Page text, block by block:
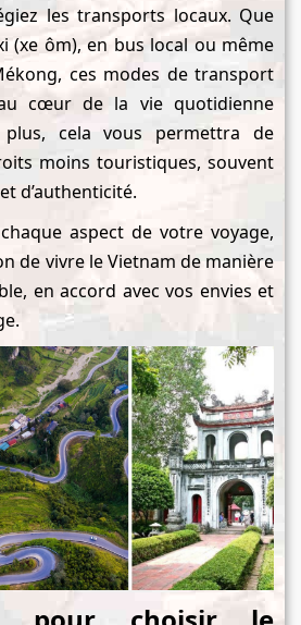
les transports locaux. Que
(xe ôm), en bus local ou même
ces modes de transport
cœur de la vie quotidienne
plus, cela vous permettra de
moins touristiques, souvent
d’authenticité.
aspect de votre voyage,
de vivre le Vietnam de manière
en accord avec vos envies et